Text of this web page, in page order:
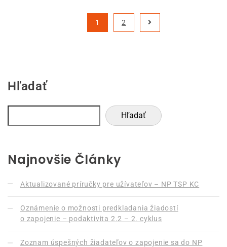
1 2
Hľadať
Hľadať
Najnovšie Články
Aktualizované príručky pre užívateľov – NP TSP KC
Oznámenie o možnosti predkladania žiadostí
o zapojenie – podaktivita 2.2 – 2. cyklus
Zoznam úspešných žiadateľov o zapojenie sa do NP